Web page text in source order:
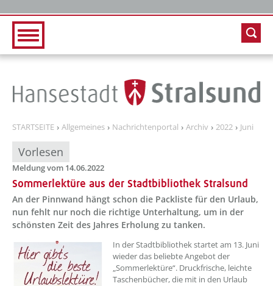
STARTSEITE Allgemeines Nachrichtenportal Archiv 2022 Juni
Vorlesen
Meldung vom 14.06.2022
Sommerlektüre aus der Stadtbibliothek Stralsund
An der Pinnwand hängt schon die Packliste für den Urlaub,
nun fehlt nur noch die richtige Unterhaltung, um in der
schönsten Zeit des Jahres Erholung zu tanken.
??? absaetzeOben[1]/titel ???
In der Stadtbibliothek startet am 13. Juni
wieder das beliebte Angebot der
„Sommerlektüre“. Druckfrische, leichte
Taschenbücher, die mit in den Urlaub